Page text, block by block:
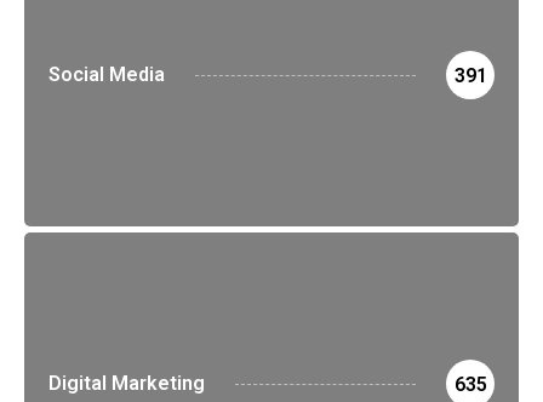
Social Media 391
Digital Marketing 635